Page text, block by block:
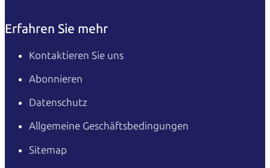
Erfahren Sie mehr
Kontaktieren Sie uns
Abonnieren
Datenschutz
Allgemeine Geschäftsbedingungen
Sitemap